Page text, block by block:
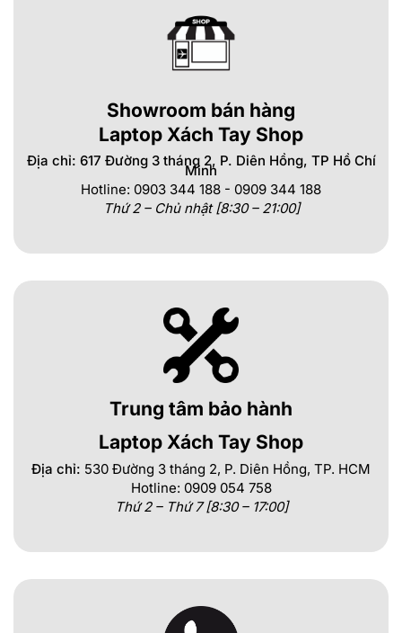
Showroom bán hàng
Laptop Xách Tay Shop
Địa chỉ: 617 Đường 3 tháng 2, P. Diên Hồng, TP Hồ Chí
Minh
Hotline: 0903 344 188 - 0909 344 188
Thứ 2 – Chủ nhật [8:30 – 21:00]
Trung tâm bảo hành
Laptop Xách Tay Shop
Địa chỉ: 530 Đường 3 tháng 2, P. Diên Hồng, TP. HCM
Hotline: 0909 054 758
Thứ 2 – Thứ 7 [8:30 – 17:00]